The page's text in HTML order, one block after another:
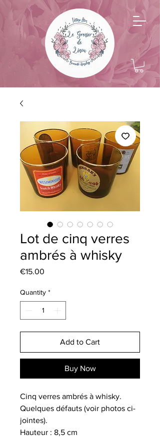
Lot de cinq verres
ambrés à whisky
€15.00
Quantity *
Add to Cart
Buy Now
Cinq verres ambrés à whisky.
Quelques défauts (voir photos ci-
jointes).
Hauteur : 8,5 cm